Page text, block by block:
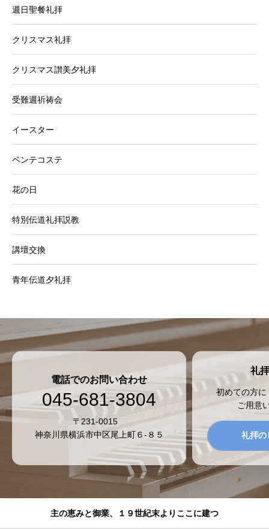
週日聖餐礼拝
クリスマス礼拝
クリスマス讃美夕礼拝
受難週祈祷会
イースター
ペンテコステ
花の日
特別伝道礼拝説教
講壇交換
青年伝道夕礼拝
電話でのお問い合わせ
045-681-3804
〒231-0015
神奈川県横浜市中区尾上町６-８５
礼
初めての方
ご用意
礼拝の
主の恵みと御業、１９世紀末よりここに建つ